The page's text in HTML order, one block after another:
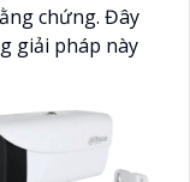
chứng. Đây
giải pháp này